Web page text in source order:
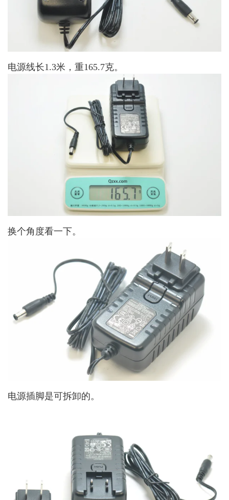
电源线长1.3米，重165.7克。
换个角度看一下。
电源插脚是可拆卸的。